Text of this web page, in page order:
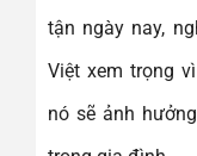
tận ngày nay,
Việt xem trọng
nó sẽ ảnh